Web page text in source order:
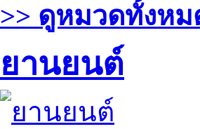
>> ดูหมวดทั้งหม
ยานยนต์